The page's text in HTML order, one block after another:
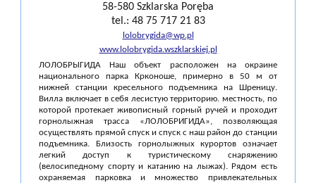
58-580 Szklarska Poręba
tel.: 48 75 717 21 83
lolobrygida@wp.pl
www.lolobrygida.wszklarskiej.pl
ЛОЛОБРЫГИДА Наш объект расположен на окраине
национального парка Крконоше, примерно в 50 м от
нижней станции кресельного подъемника на Шреницу.
Вилла включает в себя лесистую территорию. местность, по
которой протекает живописный горный ручей и проходит
горнолыжная трасса «ЛОЛОБРИГИДА», позволяющая
осуществлять прямой спуск и спуск с наш район до станции
подъемника. Близость горнолыжных курортов означает
легкий доступ к туристическому снаряжению
(велосипедному спорту и катанию на лыжах). Рядом есть
охраняемая парковка и множество привлекательных